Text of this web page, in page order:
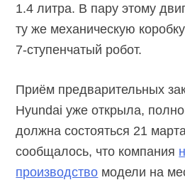
1.4 литра. В пару этому
ту же механическую
7-ступенчатый робот.
Приём предварительных
Hyundai уже открыла,
должна состояться 21
сообщалось, что компания
производство модели на